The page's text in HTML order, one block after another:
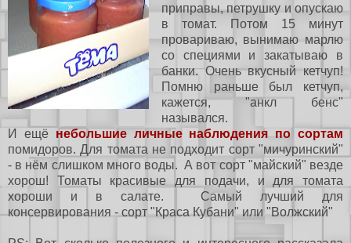
приправы, петрушку и опускаю
в томат. Потом 15 минут
провариваю, вынимаю марлю
со специями и закатываю в
банки. Очень вкусный кетчуп!
Помню раньше был кетчуп,
кажется, "анкл бенс"
назывался.
И ещё небольшие личные наблюдения по сортам
помидоров. Для томата не подходит сорт "мичуринский"
- в нём слишком много воды. А вот сорт "майский" везде
хорош! Томаты красивые для подачи, и для томата
хороши и в салате. Самый лучший для
консервирования - сорт "Краса Кубани" или "Волжский"